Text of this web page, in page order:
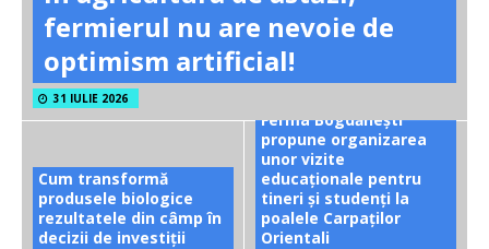
fermierul nu are nevoie de
optimism artificial!
31 IULIE 2026
Cum transformă
produsele biologice
rezultatele din câmp în
decizii de investiții
Ferma Bogdănești
propune organizarea
unor vizite
educaționale pentru
tineri și studenți la
poalele Carpaților
Orientali